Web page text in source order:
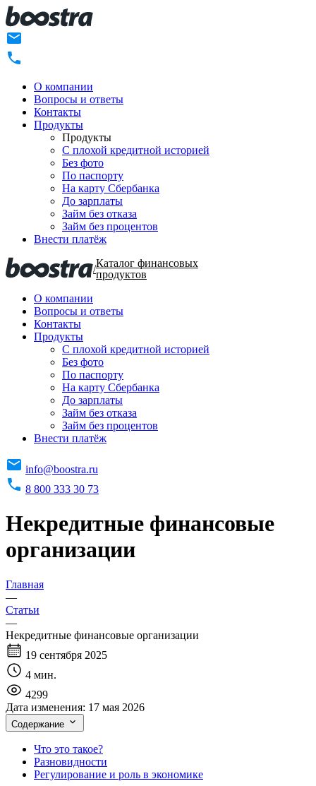
О компании
Вопросы и ответы
Контакты
Продукты
Продукты
C плохой кредитной историей
Без фото
По паспорту
На карту Сбербанка
До зарплаты
Займ без отказа
Займ без процентов
Внести платёж
/Каталог финансовых
продуктов
О компании
Вопросы и ответы
Контакты
Продукты
C плохой кредитной историей
Без фото
По паспорту
На карту Сбербанка
До зарплаты
Займ без отказа
Займ без процентов
Внести платёж
info@boostra.ru
8 800 333 30 73
Некредитные финансовые
организации
Главная
—
Статьи
—
Некредитные финансовые организации
19 сентября 2025
4 мин.
4299
Дата изменения: 17 мая 2026
Содержание
Что это такое?
Разновидности
Регулирование и роль в экономике